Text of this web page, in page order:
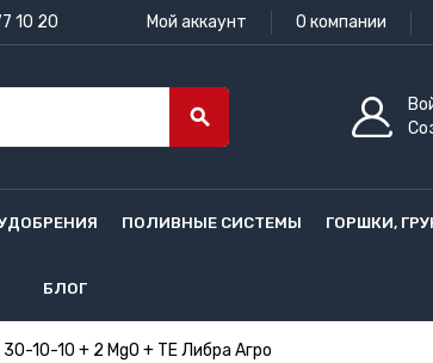
10 20 Мой аккаунт О компании
search
ПОЛИВНЫЕ СИСТЕМЫ ГОРШКИ,
БЛОГ
10-10 + 2 MgO + TE Либра Агро